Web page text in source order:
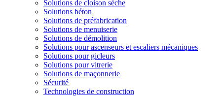
Solutions de cloison sèche
Solutions béton
Solutions de préfabrication
Solutions de menuiserie
Solutions de démolition
Solutions pour ascenseurs et escaliers mécaniques
Solutions pour gicleurs
Solutions pour vitrerie
Solutions de maçonnerie
Sécurité
Technologies de construction